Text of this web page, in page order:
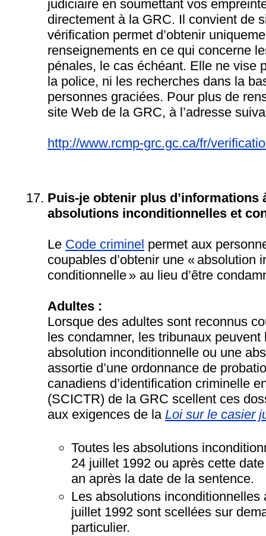
judiciaire en soumettant vos
directement à la GRC. Il convient de
vérification permet d’obtenir
renseignements en ce qui concerne
pénales, le cas échéant. Elle ne vise
la police, ni les recherches dans la
personnes graciées. Pour plus de
site Web de la GRC, à l’adresse
http://www.rcmp-grc.gc.ca/fr/
Puis-je obtenir plus d’informations
absolutions inconditionnelles et
Le Code criminel permet aux
coupables d’obtenir une « absolution
conditionnelle » au lieu d’être
Adultes :
Lorsque des adultes sont reconnus
les condamner, les tribunaux
absolution inconditionnelle ou une
assortie d’une ordonnance de
canadiens d’identification criminelle
(SCICTR) de la GRC scellent ces
aux exigences de la Loi sur le casier
Toutes les absolutions
24 juillet 1992 ou après cette
an après la date de la sentence.
Les absolutions inconditionnelles
juillet 1992 sont scellées sur
particulier.